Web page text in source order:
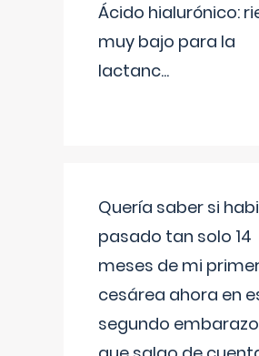
Ácido hialurónico:
muy bajo para la
lactanc...
Quería saber si
pasado tan solo 14
meses de mi
cesárea ahora en
segundo